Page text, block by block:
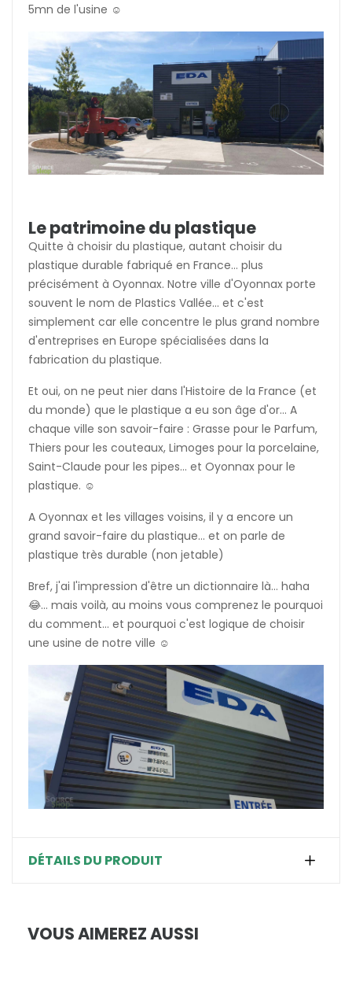
5mn de l'usine ☺️
Le patrimoine du plastique
Quitte à choisir du plastique, autant choisir du
plastique durable fabriqué en France... plus
précisément à Oyonnax. Notre ville d'Oyonnax porte
souvent le nom de Plastics Vallée... et c'est
simplement car elle concentre le plus grand nombre
d'entreprises en Europe spécialisées dans la
fabrication du plastique.
Et oui, on ne peut nier dans l'Histoire de la France (et
du monde) que le plastique a eu son âge d'or... A
chaque ville son savoir-faire : Grasse pour le Parfum,
Thiers pour les couteaux, Limoges pour la porcelaine,
Saint-Claude pour les pipes... et Oyonnax pour le
plastique. ☺️
A Oyonnax et les villages voisins, il y a encore un
grand savoir-faire du plastique... et on parle de
plastique très durable (non jetable)
Bref, j'ai l'impression d'être un dictionnaire là... haha
😂... mais voilà, au moins vous comprenez le pourquoi
du comment... et pourquoi c'est logique de choisir
une usine de notre ville ☺️
DÉTAILS DU PRODUIT
VOUS AIMEREZ AUSSI